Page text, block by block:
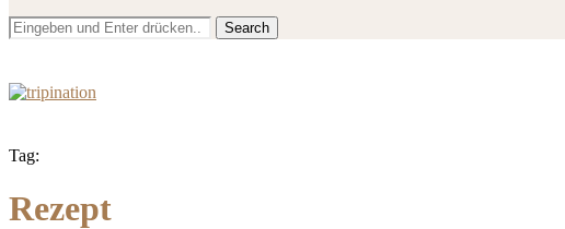
Search
Tag:
Rezept